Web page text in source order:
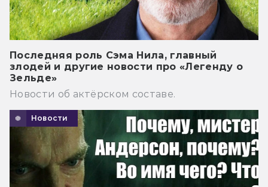
Последняя роль Сэма Нила, главный
злодей и другие новости про «Легенду о
Зельде»
Новости об актёрском составе.
Новости